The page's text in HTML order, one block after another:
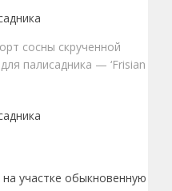
сосны скрученной
палисадника — ‘Frisian
участке обыкновенную